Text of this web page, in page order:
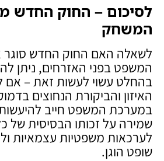
לסיכום – החוק החדש
המשחק
לשאלה האם החוק החדש
המשפט בפני האזרחים, ניתן
בהחלט עשוי לעשות זאת – אם
האיזון והביקורת הנחוצים
במערכת המשפט חייב
שמירה על זכותו הבסיסית של
לערכאות משפטיות עצמאיות
שופט הוגן.